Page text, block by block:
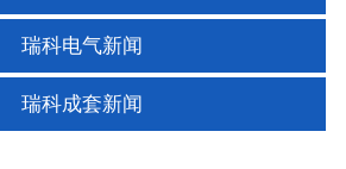
瑞科电气新闻
瑞科成套新闻